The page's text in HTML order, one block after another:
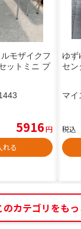
モザイクフ
ットミニ プ
5916円
れる
ゆ
セ
マイ
税込
のカテゴリをも